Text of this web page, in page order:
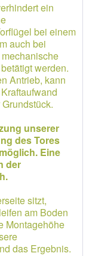
ein
bei einem
auch bei
werden.
Antrieb, kann
unserer
des Tores
Eine
der
sitzt,
am Boden
Montagehöhe
das Ergebnis.